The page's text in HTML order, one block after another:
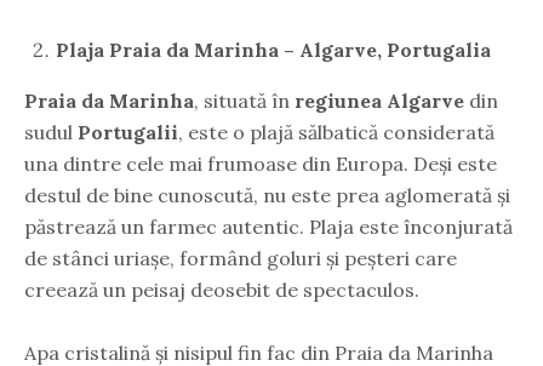
Plaja Praia da Marinha – Algarve, Portugalia
Praia da Marinha, situată în regiunea Algarve din
sudul Portugalii, este o plajă sălbatică considerată
una dintre cele mai frumoase din Europa. Deși este
destul de bine cunoscută, nu este prea aglomerată și
păstrează un farmec autentic. Plaja este înconjurată
de stânci uriașe, formând goluri și peșteri care
creează un peisaj deosebit de spectaculos.
Apa cristalină și nisipul fin fac din Praia da Marinha